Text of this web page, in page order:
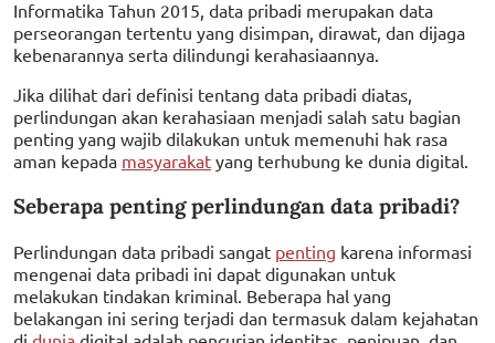
Informatika Tahun 2015, data pribadi merupakan data
perseorangan tertentu yang disimpan, dirawat, dan dijaga
kebenarannya serta dilindungi kerahasiaannya.
Jika dilihat dari definisi tentang data pribadi diatas,
perlindungan akan kerahasiaan menjadi salah satu bagian
penting yang wajib dilakukan untuk memenuhi hak rasa
aman kepada masyarakat yang terhubung ke dunia digital.
Seberapa penting perlindungan data pribadi?
Perlindungan data pribadi sangat penting karena informasi
mengenai data pribadi ini dapat digunakan untuk
melakukan tindakan kriminal. Beberapa hal yang
belakangan ini sering terjadi dan termasuk dalam kejahatan